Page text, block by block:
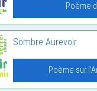
Poème
Sombre Aurevoir
Poème sur